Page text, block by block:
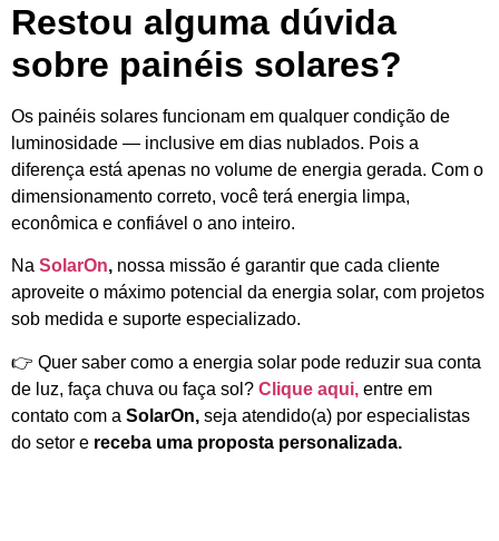
Restou alguma dúvida
sobre painéis solares?
Os painéis solares funcionam em qualquer condição de
luminosidade — inclusive em dias nublados. Pois a
diferença está apenas no volume de energia gerada. Com o
dimensionamento correto, você terá energia limpa,
econômica e confiável o ano inteiro.
Na SolarOn, nossa missão é garantir que cada cliente
aproveite o máximo potencial da energia solar, com projetos
sob medida e suporte especializado.
👉 Quer saber como a energia solar pode reduzir sua conta
de luz, faça chuva ou faça sol? Clique aqui, entre em
contato com a SolarOn, seja atendido(a) por especialistas
do setor e receba uma proposta personalizada.